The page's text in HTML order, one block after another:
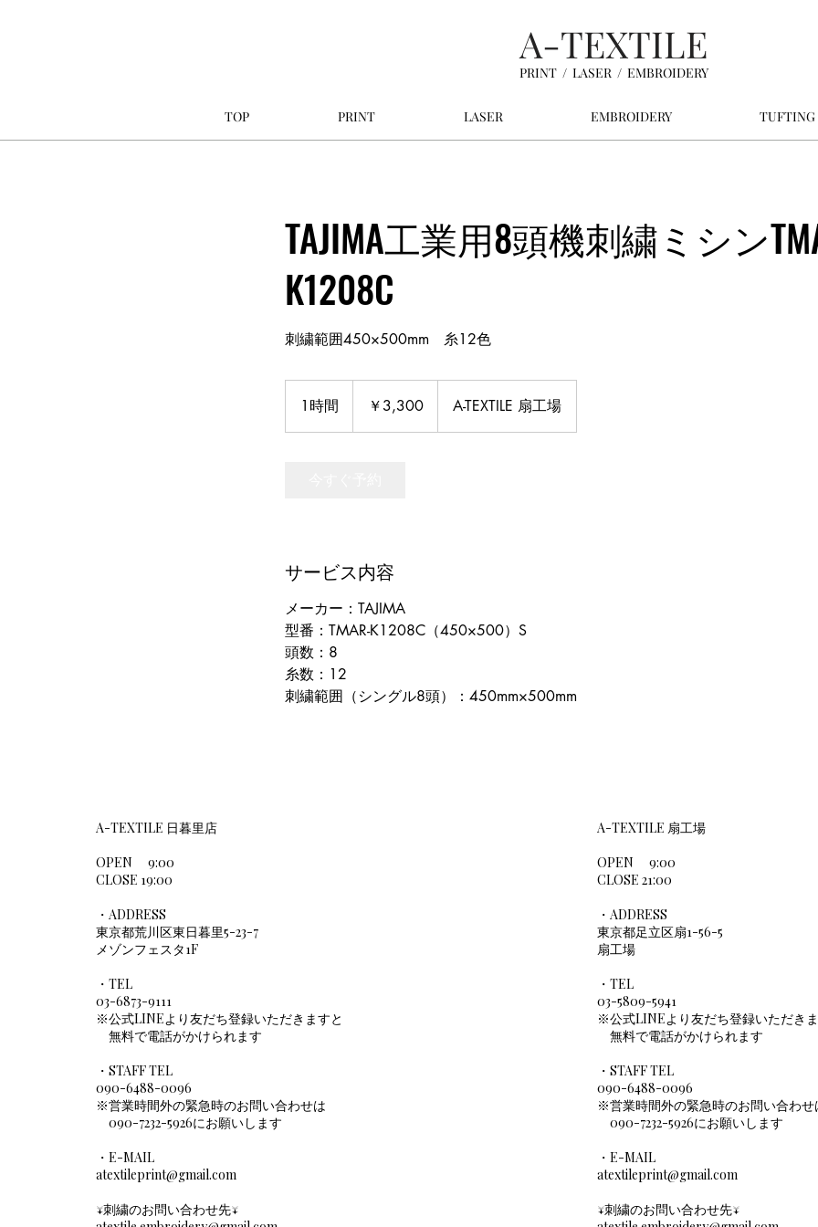
A-TEXTILE
PRINT / LASER / EMBROIDERY
TOP PRINT LASER EMBROIDERY TUFTING
TAJIMA工業用8頭機刺繍ミシン
K1208C
刺繍範囲450×500mm 糸12色
1時間
時
￥3,300 A-TEXTILE 扇工場
サービス内容
メーカー：TAJIMA
型番：TMAR-K1208C（450×500）S
頭数：8
糸数：12
刺繍範囲（シングル8頭）：450mm×500mm
A-TEXTILE 日暮里店
OPEN 9:00
CLOSE 19:00
・ADDRESS
​東京都荒川区東日暮里5-23-7
メゾンフェスタ1F
・TEL
03-6873-9111
※公式LINEより友だち登録いただきますと
​ 無料で電話がかけられます
・STAFF TEL
090-6488-0096
※営業時間外の緊急時のお問い合わせは
090-7232-5926にお願いします
・E-MAIL
atextileprint@gmail.com
↓刺繍のお問い合わせ先↓
A-TEXTILE 扇工場
OPEN 9:00
CLOSE 21:00
・ADDRESS
​東京都足立区扇1-56-5
扇工場
・TEL
03-5809-5941
※公式LINEより友だち登録いただき
​ 無料で電話がかけられます
・STAFF TEL
090-6488-0096
※営業時間外の緊急時のお問い合わせ
090-7232-5926にお願いします
・E-MAIL
atextileprint@gmail.com
↓刺繍のお問い合わせ先↓